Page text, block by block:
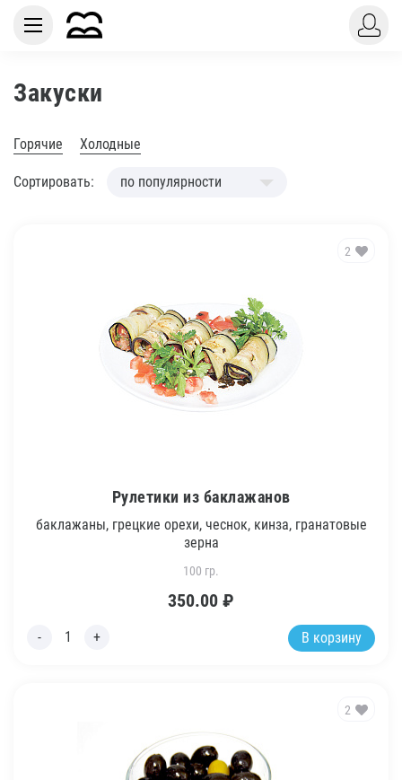
Закуски
Горячие Холодные
Сортировать: по популярности
2
Рулетики из баклажанов
баклажаны, грецкие орехи, чеснок, кинза, гранатовые
зерна
100 гр.
350.00 ₽
В корзину
2